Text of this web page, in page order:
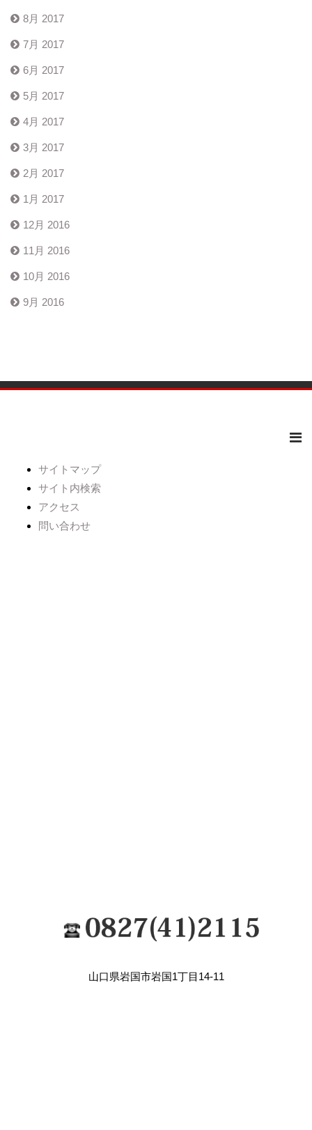
8月 2017
7月 2017
6月 2017
5月 2017
4月 2017
3月 2017
2月 2017
1月 2017
12月 2016
11月 2016
10月 2016
9月 2016
サイトマップ
サイト内検索
アクセス
問い合わせ
山口県岩国市岩国1丁目14-11